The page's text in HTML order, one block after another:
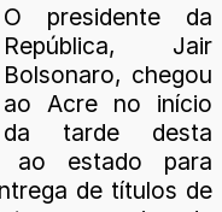
O presidente da
República, Jair
Bolsonaro, chegou
ao Acre no início
da tarde desta
ao estado para
de títulos de